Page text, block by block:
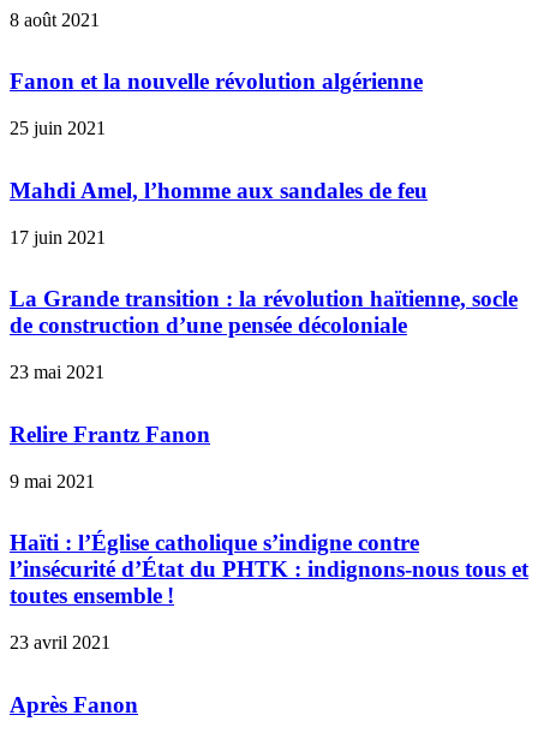
8 août 2021
Fanon et la nouvelle révolution algérienne
25 juin 2021
Mahdi Amel, l’homme aux sandales de feu
17 juin 2021
La Grande transition : la révolution haïtienne, socle
de construction d’une pensée décoloniale
23 mai 2021
Relire Frantz Fanon
9 mai 2021
Haïti : l’Église catholique s’indigne contre
l’insécurité d’État du PHTK : indignons-nous tous et
toutes ensemble !
23 avril 2021
Après Fanon